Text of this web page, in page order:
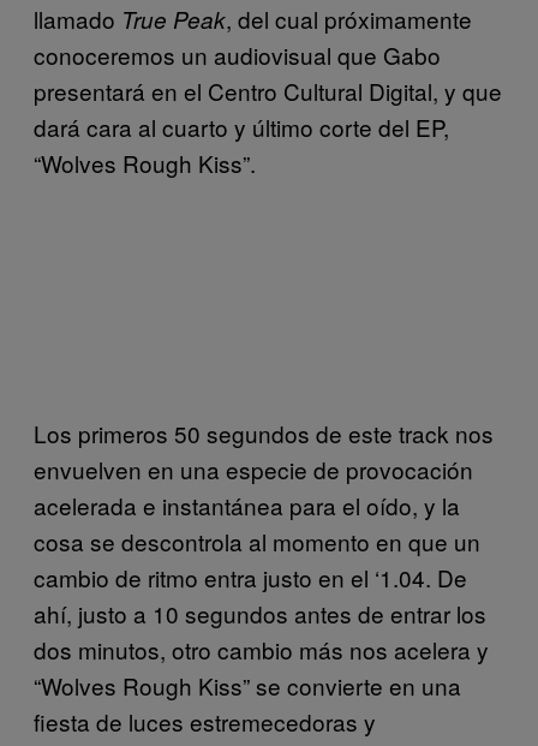
llamado True Peak, del cual próximamente
conoceremos un audiovisual que Gabo
presentará en el Centro Cultural Digital, y que
dará cara al cuarto y último corte del EP,
“Wolves Rough Kiss”.
Los primeros 50 segundos de este track nos
envuelven en una especie de provocación
acelerada e instantánea para el oído, y la
cosa se descontrola al momento en que un
cambio de ritmo entra justo en el ‘1.04. De
ahí, justo a 10 segundos antes de entrar los
dos minutos, otro cambio más nos acelera y
“Wolves Rough Kiss” se convierte en una
fiesta de luces estremecedoras y